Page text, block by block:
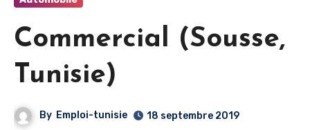
Commercial (Sousse,
Tunisie)
By Emploi-tunisie 18 septembre 2019